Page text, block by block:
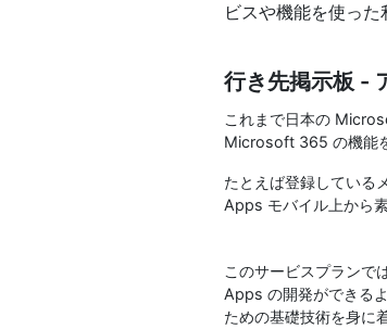
ビスや機能を使っ
行き先掲示板 -
これまで日本の
Microsoft 365 の機能
たとえば登録してい
Apps モバイル上から
このサービスプランで
Apps の開発ができる
ための基礎技術を身に